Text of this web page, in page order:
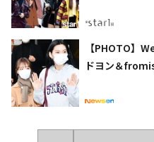
【PHOTO】
ドヨン＆